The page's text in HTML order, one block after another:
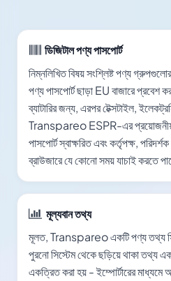
ডিজিটাল পণ্য পাসপোর্ট
নিম্নলিখিত বিষয় সংশ্লিষ্ট পণ্য
পণ্য পাসপোর্ট ছাড়া EU বাজারে প্রবেশ
ব্যাটারির জন্য, এরপর টেক্সটাইল,
Transpareo ESPR-এর
পাসপোর্ট স্বাক্ষরিত এবং কর্তৃপক্ষ,
ব্রাউজারে যে কোনো সময় যাচাই করতে
মূল্যবান তথ্য
মূলত, Transpareo একটি পণ্য তথ্য
পুরনো সিস্টেম থেকে ছড়িয়ে থাকা তথ্য
একত্রিত করা হয় - ইম্পোর্টারের